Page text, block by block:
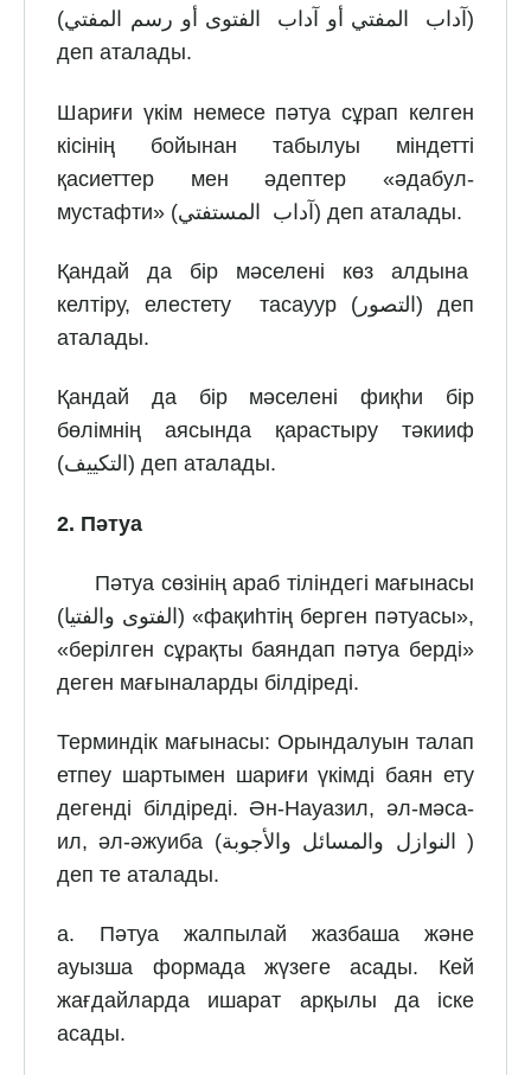
(آداب المفتي أو آداب الفتوى أو رسم المفتي)
деп аталады.
Шариғи үкім немесе пәтуа сұрап келген
кісінің бойынан табылуы міндетті
қасиеттер мен әдептер «әдабул-
мустафти» (آداب المستفتي) деп аталады.
Қандай да бір мәселені көз алдына
келтіру, елестету тасауур (التصور) деп
аталады.
Қандай да бір мәселені фиқһи бір
бөлімнің аясында қарастыру тәкииф
(التكييف) деп аталады.
2. Пәтуа
Пәтуа сөзінің араб тіліндегі мағынасы
(الفتوى والفتيا) «фақиһтің берген пәтуасы»,
«берілген сұрақты баяндап пәтуа берді»
деген мағыналарды білдіреді.
Терминдік мағынасы: Орындалуын талап
етпеу шартымен шариғи үкімді баян ету
дегенді білдіреді. Ән-Науазил, әл-мәса-
ил, әл-әжуиба (النوازل والمسائل والأجوبة )
деп те аталады.
а. Пәтуа жалпылай жазбаша және
ауызша формада жүзеге асады. Кей
жағдайларда ишарат арқылы да іске
асады.